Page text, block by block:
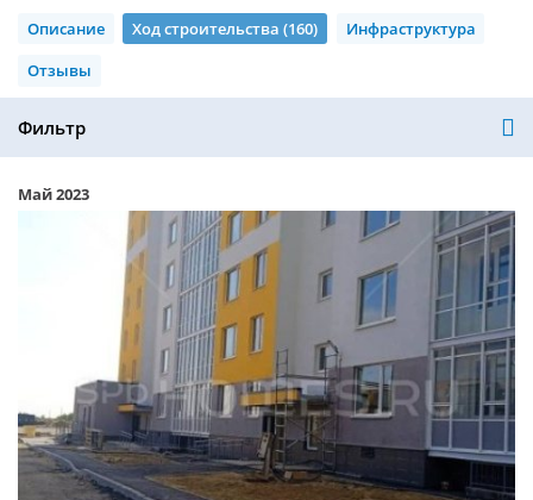
Описание Ход строительства (160)
Инфраструктура
Отзывы
Фильтр
Май 2023